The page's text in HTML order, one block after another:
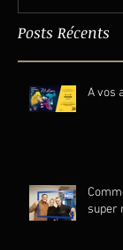
Posts Récents
A vos
super